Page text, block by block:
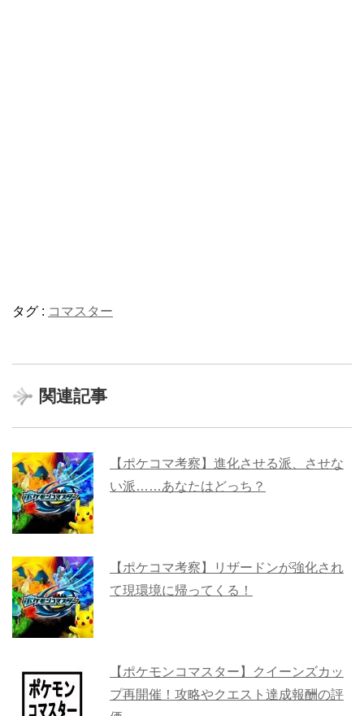
タグ : コマスター
関連記事
【ポケコマ考察】進化させる派、させな
い派……あなたはどっち？
【ポケコマ考察】リザードンが強化され
て現環境に帰ってくる！
【ポケモンコマスター】クイーンズカッ
プ再開催！攻略やクエスト達成報酬の評